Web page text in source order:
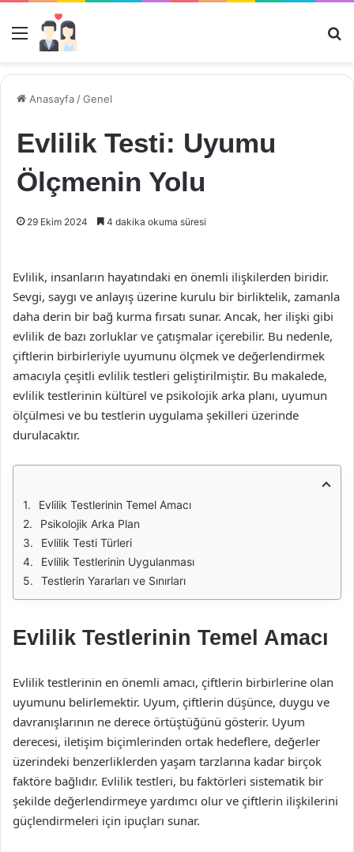
Menü
Anasayfa /Genel
Evlilik Testi: Uyumu
Ölçmenin Yolu
29 Ekim 2024 4 dakika okuma süresi
Evlilik, insanların hayatındaki en önemli ilişkilerden biridir.
Sevgi, saygı ve anlayış üzerine kurulu bir birliktelik, zamanla
daha derin bir bağ kurma fırsatı sunar. Ancak, her ilişki gibi
evlilik de bazı zorluklar ve çatışmalar içerebilir. Bu nedenle,
çiftlerin birbirleriyle uyumunu ölçmek ve değerlendirmek
amacıyla çeşitli evlilik testleri geliştirilmiştir. Bu makalede,
evlilik testlerinin kültürel ve psikolojik arka planı, uyumun
ölçülmesi ve bu testlerin uygulama şekilleri üzerinde
durulacaktır.
Evlilik Testlerinin Temel Amacı
Psikolojik Arka Plan
Evlilik Testi Türleri
Evlilik Testlerinin Uygulanması
Testlerin Yararları ve Sınırları
Evlilik Testlerinin Temel Amacı
Evlilik testlerinin en önemli amacı, çiftlerin birbirlerine olan
uyumunu belirlemektir. Uyum, çiftlerin düşünce, duygu ve
davranışlarının ne derece örtüştüğünü gösterir. Uyum
derecesi, iletişim biçimlerinden ortak hedeflere, değerler
üzerindeki benzerliklerden yaşam tarzlarına kadar birçok
faktöre bağlıdır. Evlilik testleri, bu faktörleri sistematik bir
şekilde değerlendirmeye yardımcı olur ve çiftlerin ilişkilerini
güçlendirmeleri için ipuçları sunar.